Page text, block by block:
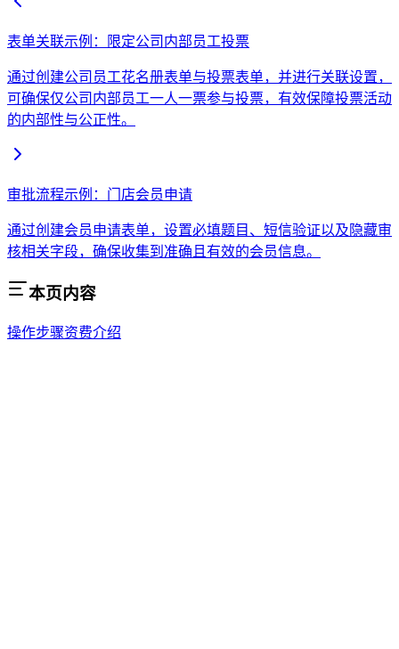
表单关联示例：限定公司内部员工投票
通过创建公司员工花名册表单与投票表单，并进行关联设置，
可确保仅公司内部员工一人一票参与投票，有效保障投票活动
的内部性与公正性。
审批流程示例：门店会员申请
通过创建会员申请表单，设置必填题目、短信验证以及隐藏审
核相关字段，确保收集到准确且有效的会员信息。
本页内容
操作步骤资费介绍